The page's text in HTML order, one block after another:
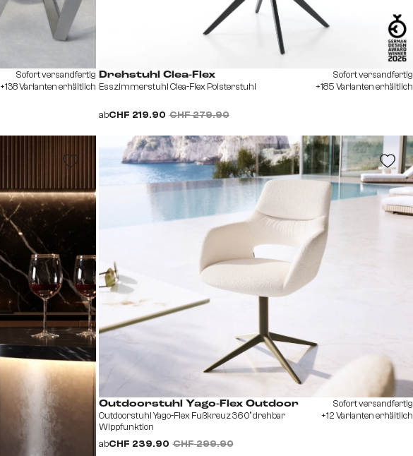
Sofort versandfertig
+138 Varianten erhältlich
Drehstuhl Clea-Flex
Esszimmerstuhl Clea-Flex Polsterstuhl
abCHF 219.90 CHF 279.90
Sofort versandfertig
+185 Varianten erhältlich
Outdoorstuhl Yago-Flex Outdoor
Outdoorstuhl Yago-Flex Fußkreuz 360° drehbar
Wippfunktion
abCHF 239.90 CHF 299.90
Sofort versandfertig
+12 Varianten erhältlich